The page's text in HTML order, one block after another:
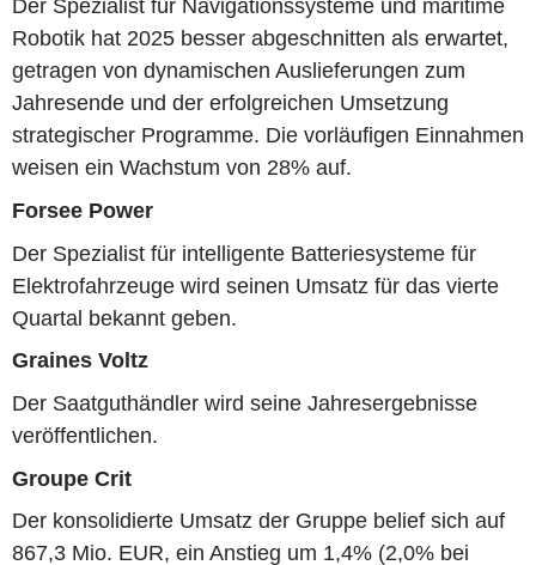
Der Spezialist für Navigationssysteme und maritime
Robotik hat 2025 besser abgeschnitten als erwartet,
getragen von dynamischen Auslieferungen zum
Jahresende und der erfolgreichen Umsetzung
strategischer Programme. Die vorläufigen Einnahmen
weisen ein Wachstum von 28% auf.
Forsee Power
Der Spezialist für intelligente Batteriesysteme für
Elektrofahrzeuge wird seinen Umsatz für das vierte
Quartal bekannt geben.
Graines Voltz
Der Saatguthändler wird seine Jahresergebnisse
veröffentlichen.
Groupe Crit
Der konsolidierte Umsatz der Gruppe belief sich auf
867,3 Mio. EUR, ein Anstieg um 1,4% (2,0% bei